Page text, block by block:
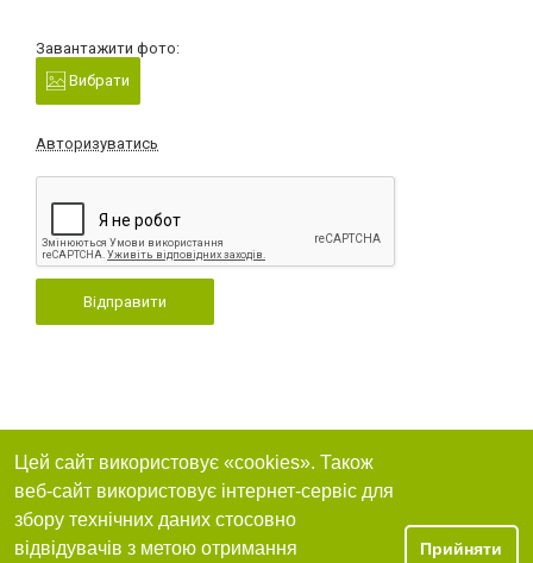
Завантажити фото:
Вибрати
Авторизуватись
Відправити
Цей сайт використовує «cookies». Також
веб-сайт використовує інтернет-сервіс для
збору технічних даних стосовно
відвідувачів з метою отримання
Прийняти